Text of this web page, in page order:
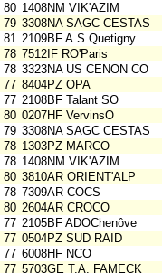
80 1408NM VIK'AZIM
79 3308NA SAGC CESTAS
81 2109BF A.S.Quetigny
78 7512IF RO'Paris
78 3323NA US CENON CO
77 8404PZ OPA
77 2108BF Talant SO
80 0207HF VervinsO
79 3308NA SAGC CESTAS
78 1303PZ MARCO
78 1408NM VIK'AZIM
80 3810AR ORIENT'ALP
78 7309AR COCS
80 2604AR CROCO
77 2105BF ADOChenôve
77 0504PZ SUD RAID
77 6008HF NCO
77 5703GE T.A. FAMECK